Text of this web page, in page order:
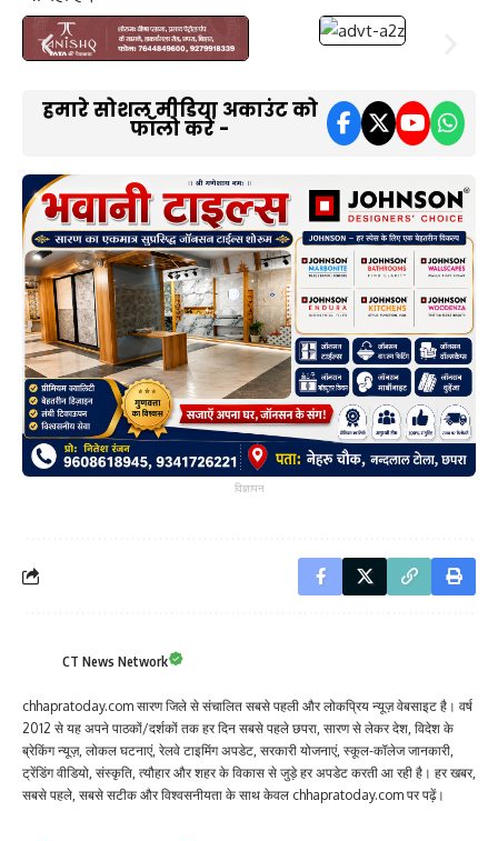
हमारे सोशल मीडिया अकाउंट को
फॉलो करें -
विज्ञापन
CT News Network
chhapratoday.com सारण जिले से संचालित सबसे पहली और लोकप्रिय न्यूज़ वेबसाइट है। वर्ष
2012 से यह अपने पाठकों/दर्शकों तक हर दिन सबसे पहले छपरा, सारण से लेकर देश, विदेश के
ब्रेकिंग न्यूज़, लोकल घटनाएं, रेलवे टाइमिंग अपडेट, सरकारी योजनाएं, स्कूल-कॉलेज जानकारी,
ट्रेंडिंग वीडियो, संस्कृति, त्यौहार और शहर के विकास से जुड़े हर अपडेट करती आ रही है। हर खबर,
सबसे पहले, सबसे सटीक और विश्वसनीयता के साथ केवल chhapratoday.com पर पढ़ें।